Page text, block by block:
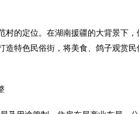
村的定位。在湖南援疆的大背景下
造特色民俗街，将美食、鸽子观赏